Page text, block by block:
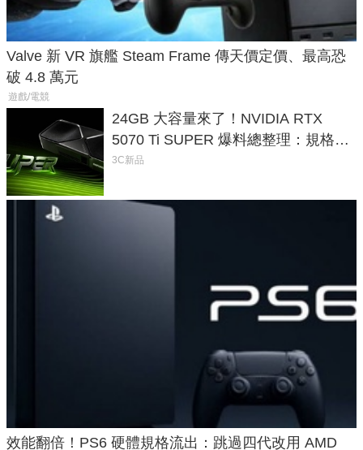
Valve 新 VR 旗艦 Steam Frame 傳天價定價、最高恐
破 4.8 萬元
遊戲/電競
24GB 大容量來了！NVIDIA RTX
5070 Ti SUPER 爆料總整理：規格、
功耗、上市時間
3C新品
效能翻倍！PS6 硬體規格流出：跳過四代改用 AMD